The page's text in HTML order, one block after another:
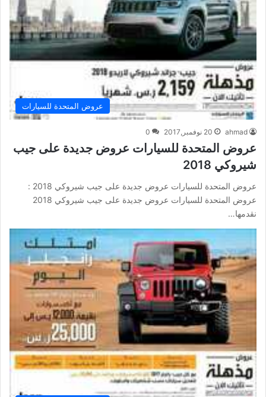
عروض المتحدة للسيارات
ahmad 20 نوفمبر,2017 0
عروض المتحدة للسيارات عروض جديدة على جيب
شيروكي 2018
عروض المتحدة للسيارات عروض جديدة على جيب شيروكي 2018 :
عروض المتحدة للسيارات عروض جديدة على جيب شيروكي 2018
نقدمها…